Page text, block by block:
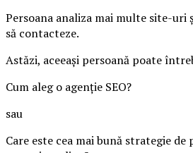
Persoana analiza mai multe site-uri
să contacteze.
Astăzi, aceeași persoană poate
Cum aleg o agenție SEO?
sau
Care este cea mai bună strategie